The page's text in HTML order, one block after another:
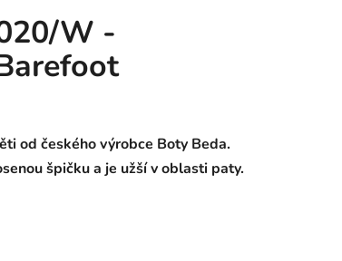
W -
od českého výrobce Boty Beda.
špičku a je užší v oblasti paty.